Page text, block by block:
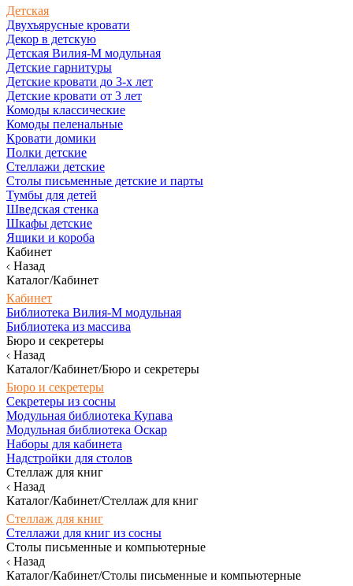
Детская
Двухъярусные кровати
Декор в детскую
Детская Вилия-М модульная
Детские гарнитуры
Детские кровати до 3-х лет
Детские кровати от 3 лет
Комоды классические
Комоды пеленальные
Кровати домики
Полки детские
Стеллажи детские
Столы письменные детские и парты
Тумбы для детей
Шведская стенка
Шкафы детские
Ящики и короба
Кабинет
Назад
Каталог/Кабинет
Кабинет
Библиотека Вилия-М модульная
Библиотека из массива
Бюро и секретеры
Назад
Каталог/Кабинет/Бюро и секретеры
Бюро и секретеры
Секретеры из сосны
Модульная библиотека Купава
Модульная библиотека Оскар
Наборы для кабинета
Надстройки для столов
Стеллаж для книг
Назад
Каталог/Кабинет/Стеллаж для книг
Стеллаж для книг
Стеллажи для книг из сосны
Столы письменные и компьютерные
Назад
Каталог/Кабинет/Столы письменные и компьютерные